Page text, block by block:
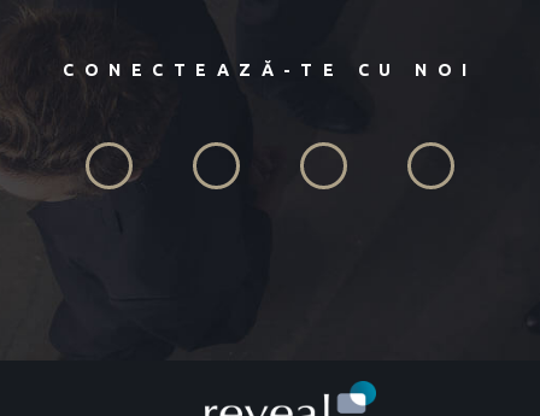
CONECTEAZĂ-TE CU NOI